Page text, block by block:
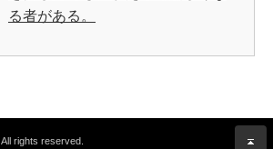
る者がある。
All rights reserved.